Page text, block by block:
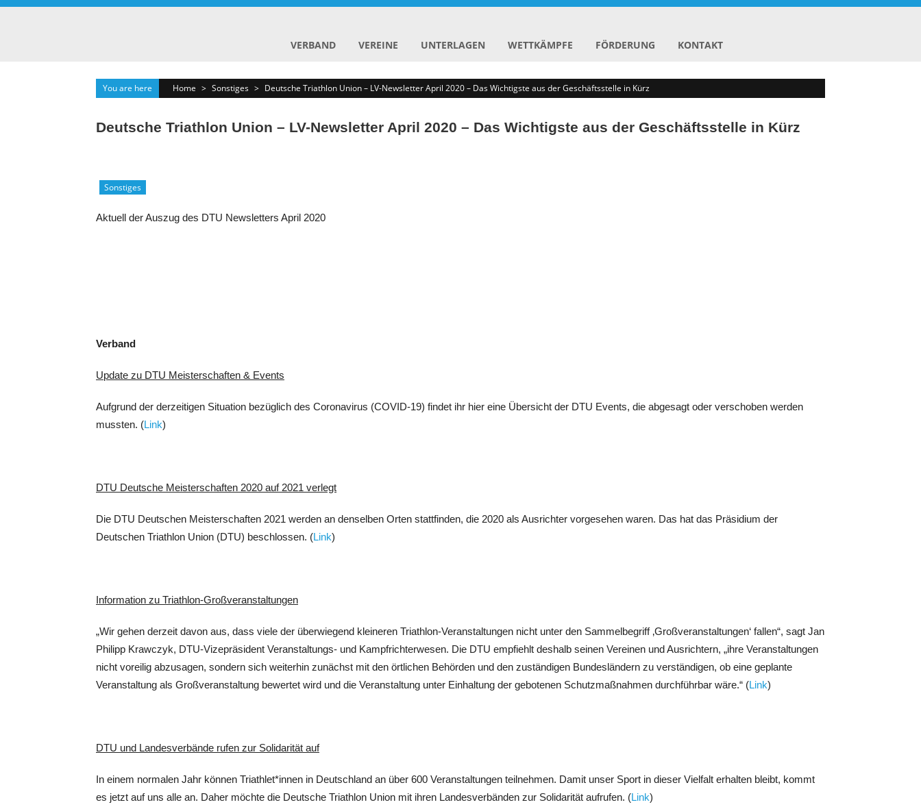
Skip
VERBAND VEREINE UNTERLAGEN WETTKÄMPFE FÖRDERUNG KONTAKT
You are here Home > Sonstiges > Deutsche Triathlon Union – LV-Newsletter April 2020 – Das Wichtigste aus der Geschäftsstelle in Kürz
Deutsche Triathlon Union – LV-Newsletter April 2020 – Das Wichtigste aus der Geschäftsstelle in Kürz
Sonstiges
Aktuell der Auszug des DTU Newsletters April 2020
Verband
Update zu DTU Meisterschaften & Events
Aufgrund der derzeitigen Situation bezüglich des Coronavirus (COVID-19) findet ihr hier eine Übersicht der DTU Events, die abgesagt oder verschoben werden
mussten. (Link)
DTU Deutsche Meisterschaften 2020 auf 2021 verlegt
Die DTU Deutschen Meisterschaften 2021 werden an denselben Orten stattfinden, die 2020 als Ausrichter vorgesehen waren. Das hat das Präsidium der
Deutschen Triathlon Union (DTU) beschlossen. (Link)
Information zu Triathlon-Großveranstaltungen
„Wir gehen derzeit davon aus, dass viele der überwiegend kleineren Triathlon-Veranstaltungen nicht unter den Sammelbegriff ‚Großveranstaltungen‘ fallen“, sagt Jan
Philipp Krawczyk, DTU-Vizepräsident Veranstaltungs- und Kampfrichterwesen. Die DTU empfiehlt deshalb seinen Vereinen und Ausrichtern, „ihre Veranstaltungen
nicht voreilig abzusagen, sondern sich weiterhin zunächst mit den örtlichen Behörden und den zuständigen Bundesländern zu verständigen, ob eine geplante
Veranstaltung als Großveranstaltung bewertet wird und die Veranstaltung unter Einhaltung der gebotenen Schutzmaßnahmen durchführbar wäre.“ (Link)
DTU und Landesverbände rufen zur Solidarität auf
In einem normalen Jahr können Triathlet*innen in Deutschland an über 600 Veranstaltungen teilnehmen. Damit unser Sport in dieser Vielfalt erhalten bleibt, kommt
es jetzt auf uns alle an. Daher möchte die Deutsche Triathlon Union mit ihren Landesverbänden zur Solidarität aufrufen. (Link)